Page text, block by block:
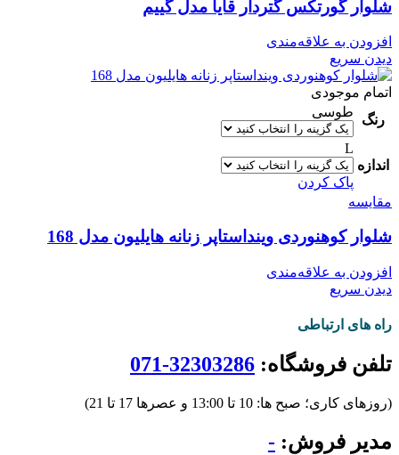
شلوار گورتکس گتردار قایا مدل گییم
افزودن به علاقه‌مندی
دیدن سریع
اتمام موجودی
رنگ
طوسی
اندازه
L
پاک کردن
مقایسه
شلوار کوهنوردی وینداستاپر زنانه هایلیون مدل 168
افزودن به علاقه‌مندی
دیدن سریع
راه های ارتباطی
تلفن فروشگاه: 32303286-071
(روزهای کاری؛ صبح ها: 10 تا 13:00 و عصرها 17 تا 21)
مدیر فروش: -